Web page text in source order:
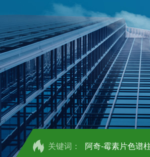
关键词： 阿奇-霉素片色谱